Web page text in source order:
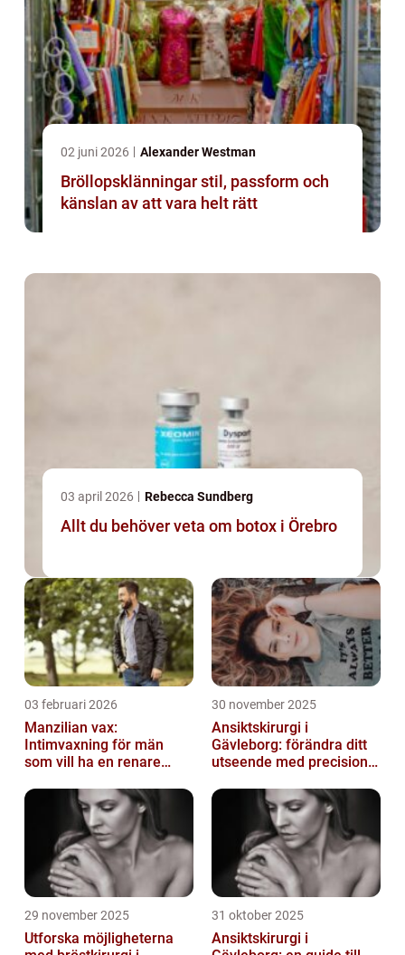
02 juni 2026 Alexander Westman
Bröllopsklänningar stil, passform och
känslan av att vara helt rätt
03 april 2026 Rebecca Sundberg
Allt du behöver veta om botox i Örebro
03 februari 2026
Manzilian vax:
Intimvaxning för män
som vill ha en renare
30 november 2025
Ansiktskirurgi i
Gävleborg: förändra ditt
utseende med precision
29 november 2025
Utforska möjligheterna
31 oktober 2025
Ansiktskirurgi i